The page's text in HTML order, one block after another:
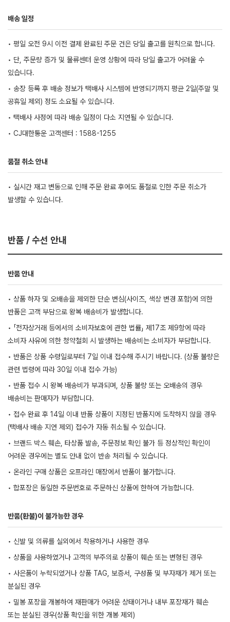
배송 일정
• 평일 오전 9시 이전 결제 완료된 주문 건은 당일 출고를 원칙으로 합니다.
• 단, 주문량 증가 및 물류센터 운영 상황에 따라 당일 출고가 어려울 수
있습니다.
• 송장 등록 후 배송 정보가 택배사 시스템에 반영되기까지 평균 2일(주말 및
공휴일 제외) 정도 소요될 수 있습니다.
• 택배사 사정에 따라 배송 일정이 다소 지연될 수 있습니다.
• CJ대한통운 고객센터 : 1588-1255
품절 취소 안내
• 실시간 재고 변동으로 인해 주문 완료 후에도 품절로 인한 주문 취소가
발생할 수 있습니다.
반품 / 수선 안내
반품 안내
• 상품 하자 및 오배송을 제외한 단순 변심(사이즈, 색상 변경 포함)에 의한
반품은 고객 부담으로 왕복 배송비가 발생합니다.
• 「전자상거래 등에서의 소비자보호에 관한 법률」 제17조 제9항에 따라
소비자 사유에 의한 청약철회 시 발생하는 배송비는 소비자가 부담합니다.
• 반품은 상품 수령일로부터 7일 이내 접수해 주시기 바랍니다. (상품 불량은
관련 법령에 따라 30일 이내 접수 가능)
• 반품 접수 시 왕복 배송비가 부과되며, 상품 불량 또는 오배송의 경우
배송비는 판매자가 부담합니다.
• 접수 완료 후 14일 이내 반품 상품이 지정된 반품지에 도착하지 않을 경우
(택배사 배송 지연 제외) 접수가 자동 취소될 수 있습니다.
• 브랜드 박스 훼손, 타상품 발송, 주문정보 확인 불가 등 정상적인 확인이
어려운 경우에는 별도 안내 없이 반송 처리될 수 있습니다.
• 온라인 구매 상품은 오프라인 매장에서 반품이 불가합니다.
• 합포장은 동일한 주문번호로 주문하신 상품에 한하여 가능합니다.
반품(환불)이 불가능한 경우
• 신발 및 의류를 실외에서 착용하거나 사용한 경우
• 상품을 사용하였거나 고객의 부주의로 상품이 훼손 또는 변형된 경우
• 사은품이 누락되었거나 상품 TAG, 보증서, 구성품 및 부자재가 제거 또는
분실된 경우
• 밀봉 포장을 개봉하여 재판매가 어려운 상태이거나 내부 포장재가 훼손
또는 분실된 경우(상품 확인을 위한 개봉 제외)